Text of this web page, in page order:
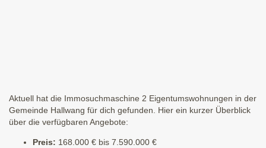
Aktuell hat die Immosuchmaschine 2 Eigentumswohnungen in der
Gemeinde Hallwang für dich gefunden. Hier ein kurzer Überblick
über die verfügbaren Angebote:
Preis: 168.000 € bis 7.590.000 €